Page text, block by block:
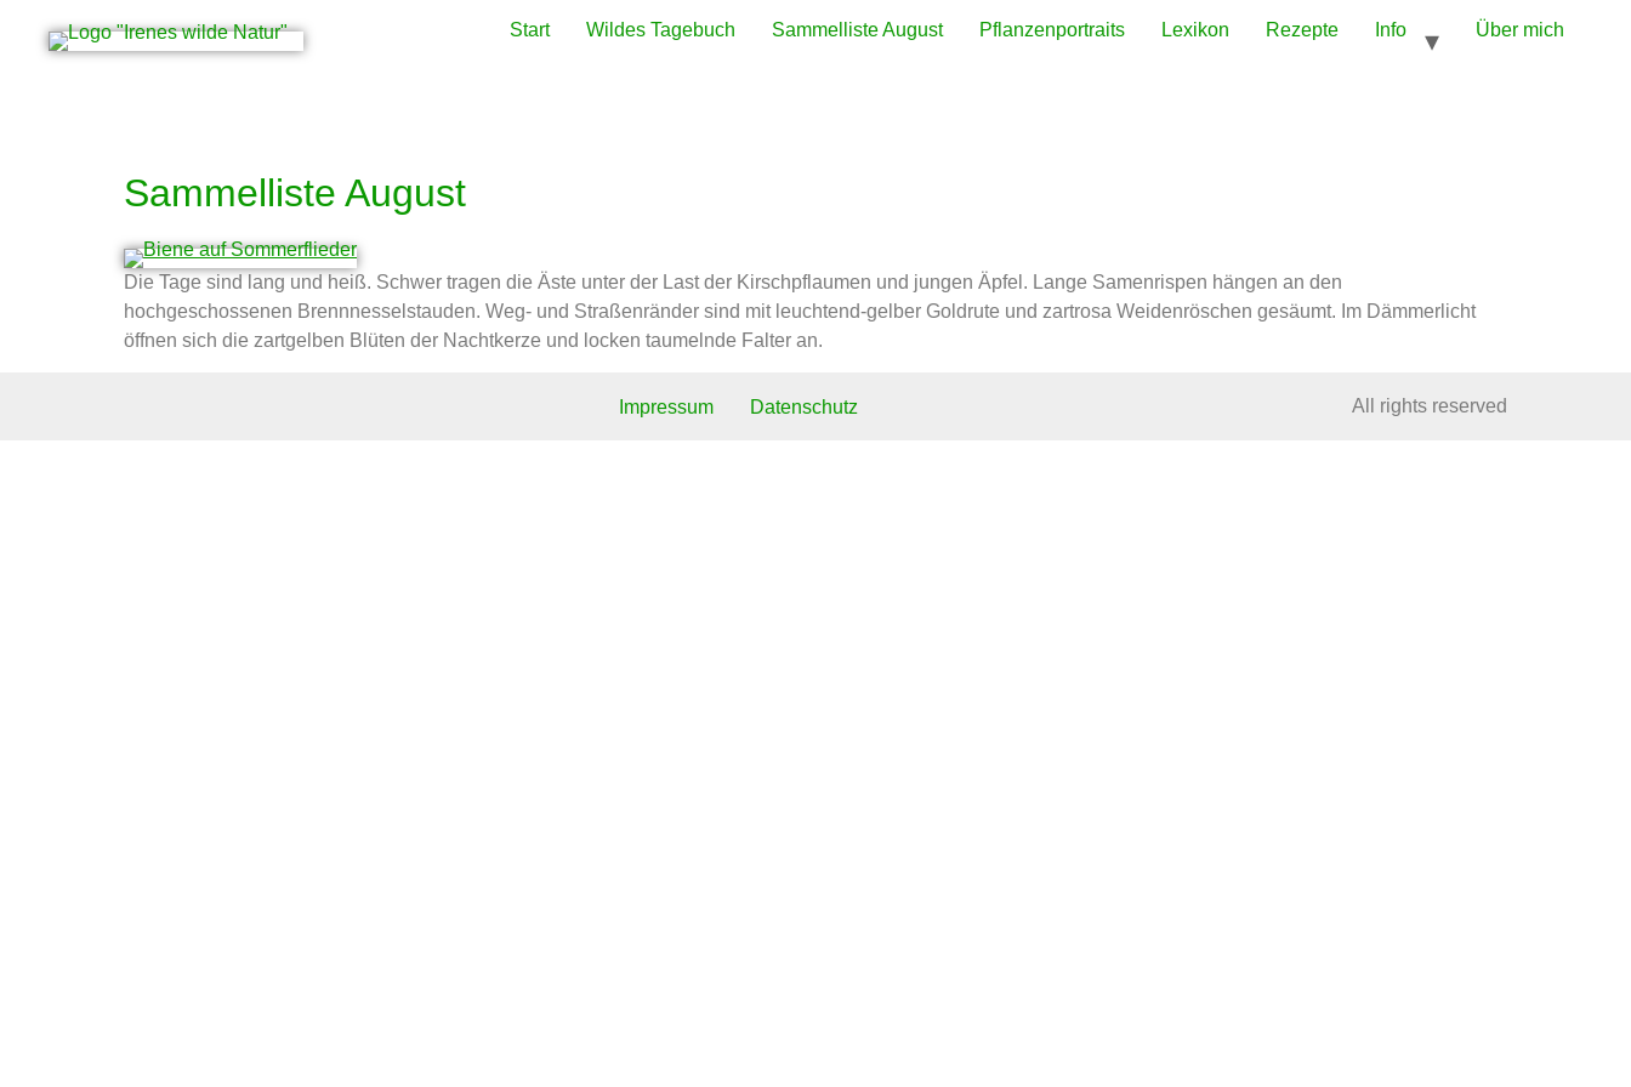
Start Wildes Tagebuch Sammelliste August Pflanzenportraits Lexikon Rezepte Info Über mich
Sammelliste August
Die Tage sind lang und heiß. Schwer tragen die Äste unter der Last der Kirschpflaumen und jungen Äpfel. Lange Samenrispen hängen an den
hochgeschossenen Brennnesselstauden. Weg- und Straßenränder sind mit leuchtend-gelber Goldrute und zartrosa Weidenröschen gesäumt. Im Dämmerlicht
öffnen sich die zartgelben Blüten der Nachtkerze und locken taumelnde Falter an.
Impressum Datenschutz All rights reserved